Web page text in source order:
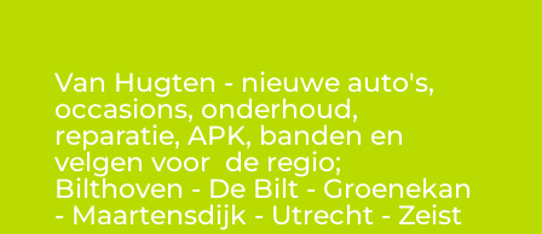
Van Hugten - nieuwe auto's,
occasions, onderhoud,
reparatie, APK, banden en
velgen voor de regio;
Bilthoven - De Bilt - Groenekan
- Maartensdijk - Utrecht - Zeist